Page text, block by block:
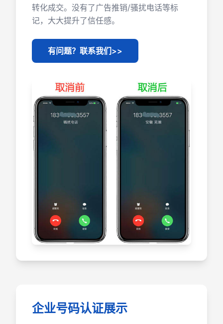
转化成交。没有了广告推销/骚扰电话等标
记，大大提升了信任感。
有问题？联系我们>>
企业号码认证展示